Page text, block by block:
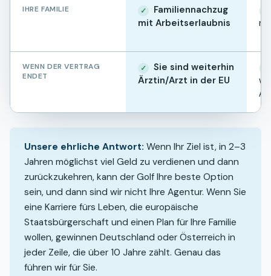
IHRE FAMILIE ✓
Familiennachzug
mit Arbeitserlaubnis
WENN DER VERTRAG
ENDET
✓
Sie sind weiterhin
Ärztin/Arzt in der EU
Unsere ehrliche Antwort: Wenn Ihr Ziel ist, in 2–3
Jahren möglichst viel Geld zu verdienen und dann
zurückzukehren, kann der Golf Ihre beste Option
sein, und dann sind wir nicht Ihre Agentur. Wenn Sie
eine Karriere fürs Leben, die europäische
Staatsbürgerschaft und einen Plan für Ihre Familie
wollen, gewinnen Deutschland oder Österreich in
jeder Zeile, die über 10 Jahre zählt. Genau das
führen wir für Sie.